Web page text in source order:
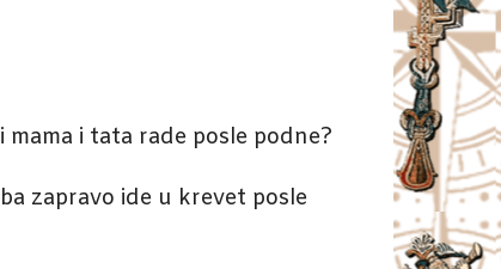
i tata rade posle podne?
zapravo ide u krevet posle